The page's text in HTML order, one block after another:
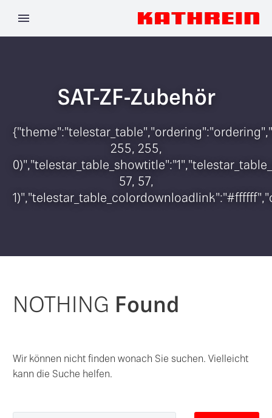
SAT-ZF-Zubehör
255, 255,
57, 57,
NOTHING Found
Wir können nicht finden wonach Sie suchen. Vielleicht
kann die Suche helfen.